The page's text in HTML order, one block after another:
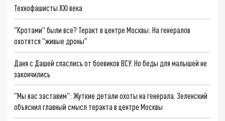
Технофашисты XXI века
"Кротами" были все? Теракт в центре Москвы: На генералов
охотятся "живые дроны"
Даня с Дашей спаслись от боевиков ВСУ. Но беды для малышей не
закончились
"Мы вас заставим": Жуткие детали охоты на генерала. Зеленский
объяснил главный смысл теракта в центре Москвы